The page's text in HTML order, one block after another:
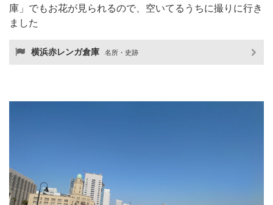
庫」でもお花が見られるので、空いてるうちに撮りに行き
ました
横浜赤レンガ倉庫 名所・史跡